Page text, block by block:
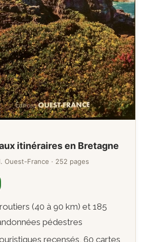
itinéraires en Bretagne
Ouest-France · 252 pages
(40 à 90 km) et 185
pédestres
recensés, 60 cartes